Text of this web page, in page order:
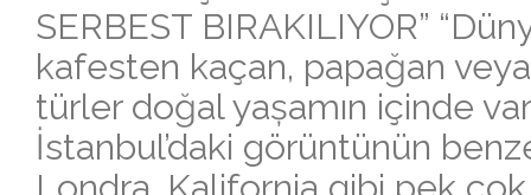
SERBEST BIRAKILIYOR”
kafesten kaçan, papağan
türler doğal yașamın içinde
İstanbul’daki görüntünün